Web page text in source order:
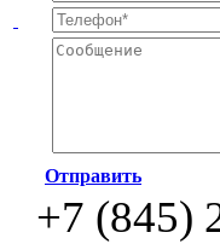
Отправить
+7 (845)